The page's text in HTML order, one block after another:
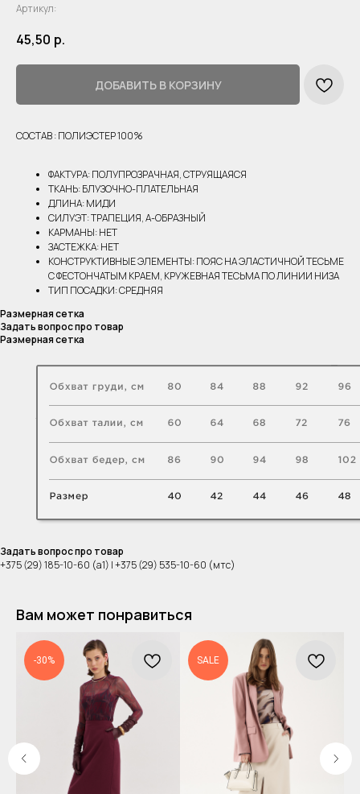
Артикул:
45,50 р.
ДОБАВИТЬ В КОРЗИНУ
СОСТАВ : ПОЛИЭСТЕР 100%
ФАКТУРА: ПОЛУПРОЗРАЧНАЯ, СТРУЯЩАЯСЯ
ТКАНЬ: БЛУЗОЧНО-ПЛАТЕЛЬНАЯ
ДЛИНА: МИДИ
СИЛУЭТ: ТРАПЕЦИЯ, А-ОБРАЗНЫЙ
КАРМАНЫ: НЕТ
ЗАСТЕЖКА: НЕТ
КОНСТРУКТИВНЫЕ ЭЛЕМЕНТЫ: ПОЯС НА ЭЛАСТИЧНОЙ ТЕСЬМЕ
С ФЕСТОНЧАТЫМ КРАЕМ, КРУЖЕВНАЯ ТЕСЬМА ПО ЛИНИИ НИЗА
ТИП ПОСАДКИ: СРЕДНЯЯ
Размерная сетка
Задать вопрос про товар
Размерная сетка
Задать вопрос про товар
+375 (29) 185-10-60 (а1) | +375 (29) 535-10-60 (мтс)
Вам может понравиться
-30% SALE